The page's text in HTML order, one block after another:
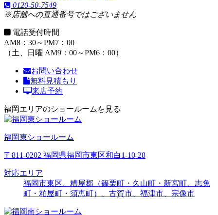
0120-50-7549
※店舗への直通番号ではございません
電話受付時間
AM8：30～PM7：00
（土、日曜 AM9：00～PM6：00）
お問い合わせ
無料見積もり
来店予約
福岡エリアのショールームを見る
福岡東ショールーム
〒811-0202 福岡県福岡市東区和白1-10-28
対応エリア
福岡市東区、糟屋郡（篠栗町・久山町・新宮町、志免
町・粕屋町・須恵町）、古賀市、福津市、宗像市